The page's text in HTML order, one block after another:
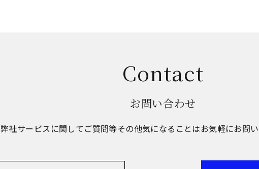
Contact
お問い合わせ
弊社サービスに関してご質問等その他気になることはお気軽にお問い